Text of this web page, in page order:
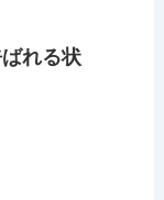
れる状